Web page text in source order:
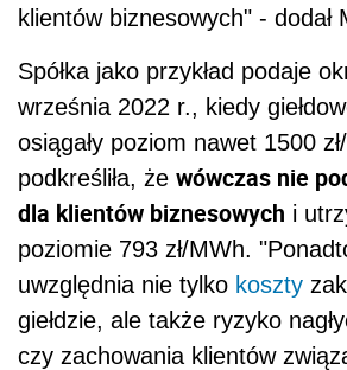
klientów biznesowych" - dodał
Spółka jako przykład podaje
września 2022 r., kiedy
osiągały poziom nawet 1500
podkreśliła, że wówczas nie
dla klientów biznesowych i
poziomie 793 zł/MWh.
uwzględnia nie tylko koszty
giełdzie, ale także ryzyko
czy zachowania klientów